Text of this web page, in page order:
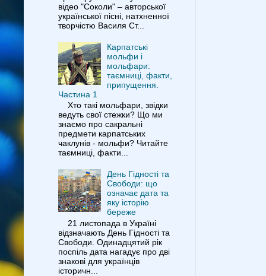
відео "Соколи" – авторської
української пісні, натхненної
творчістю Василя Ст...
Карпатські
мольфи і
мольфари:
таємниці, факти,
припущення.
Частина 1
Хто такі мольфари, звідки
ведуть свої стежки? Що ми
знаємо про сакральні
предмети карпатських
чаклунів - мольфи? Читайте
таємниці, факти...
День Гідності та
Свободи: що
означає дата та
яку історію
береже
21 листопада в Україні
відзначають День Гідності та
Свободи. Одинадцятий рік
поспіль дата нагадує про дві
знакові для українців
історичн...